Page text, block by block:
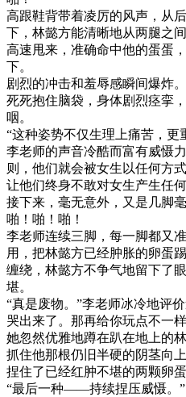
高跟鞋背带着凌厉的风声，从
下，林懿方能清晰地从两腿之
高速甩来，准确命中他的蛋蛋
下。
剧烈的冲击和羞辱感瞬间爆炸
死死抱住脑袋，身体剧烈痉挛
咽。
“这种姿势不仅生理上痛苦，更
李老师的声音冷酷而富有威慑
则，他们就会被女生以任何方
让他们终身不敢对女生产生任
接下来，毫无意外，又是几脚
啪！啪！啪！
李老师连续三脚，每一脚都又
用，把林懿方已经肿胀的卵蛋
缠绕，林懿方不争气地留下了
堪。
“真是废物。”李老师冰冷地评
哭出来了。那再给你玩点不一
她忽然优雅地蹲在趴在地上的
抓住他那根仍旧半硬的阴茎向
捏住了已经红肿不堪的两颗卵蛋
“最后一种——持续捏压威慑。”